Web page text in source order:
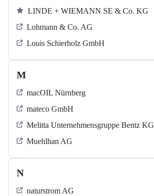
LINDE + WIEMANN SE & Co. KG
Lohmann & Co. AG
Louis Schierholz GmbH
M
macOIL Nürnberg
mateco GmbH
Melitta Unternehmensgruppe Bentz KG
Muehlhan AG
N
naturstrom AG